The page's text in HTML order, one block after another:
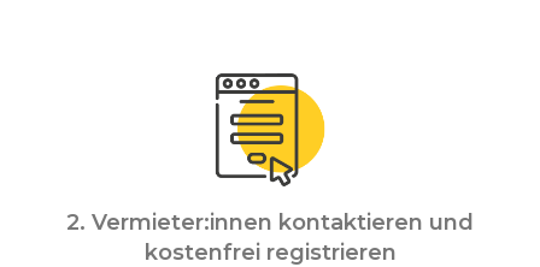
2. Vermieter:innen kontaktieren und
kostenfrei registrieren